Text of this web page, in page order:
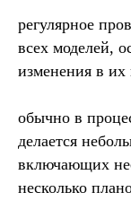
регулярное
всех моделей,
изменения в
обычно в
делается
включающих
несколько